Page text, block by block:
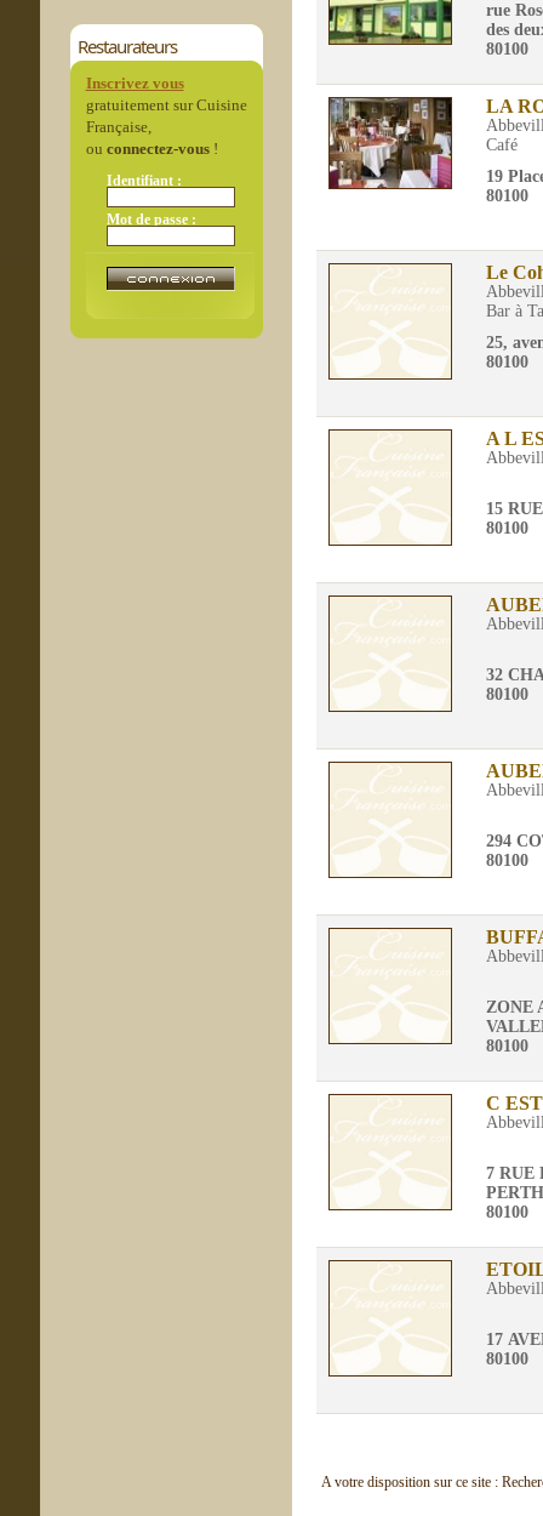
Restaurateurs
Inscrivez vous
gratuitement sur Cuisine
Française,
ou connectez-vous!
Identifiant :
Mot de passe :
rue
des
80100
LA
Café
19
80100
Le
Bar à
25,
80100
A L
15
80100
32
80100
294
80100
ZONE
80100
C
7 RUE
80100
17
80100
A votre disposition sur ce site :